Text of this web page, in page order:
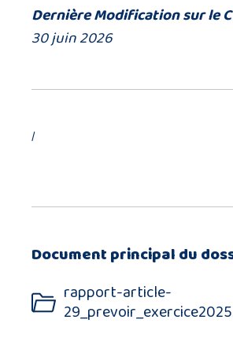
Dernière Modification sur le
30 juin 2026
/
Document principal du
rapport-article-